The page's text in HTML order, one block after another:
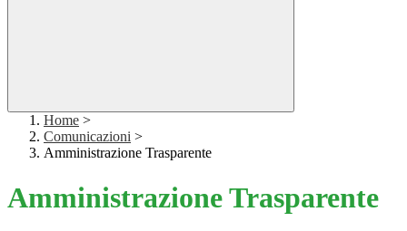
Home >
Comunicazioni >
Amministrazione Trasparente
Amministrazione Trasparente